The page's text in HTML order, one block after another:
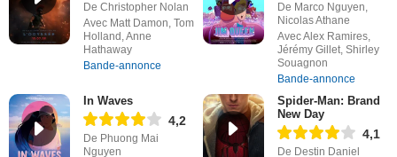
De Christopher Nolan
Avec Matt Damon, Tom
Holland, Anne
Hathaway
Bande-annonce
De Marco Nguyen,
Nicolas Athane
Avec Alex Ramires,
Jérémy Gillet, Shirley
Souagnon
Bande-annonce
In Waves
4,2
De Phuong Mai
Nguyen
Spider-Man: Brand
New Day
4,1
De Destin Daniel